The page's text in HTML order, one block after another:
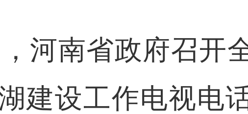
南省政府召开
建设工作电视电